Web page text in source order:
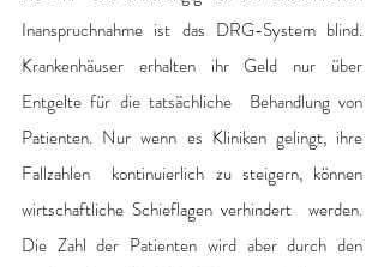
Inanspruchnahme ist das DRG-System blind.
Krankenhäuser erhalten ihr Geld nur über
Entgelte für die tatsächliche  Behandlung von
Patienten. Nur wenn es Kliniken gelingt, ihre
Fallzahlen  kontinuierlich zu steigern, können
wirtschaftliche Schieflagen verhindert  werden.
Die Zahl der Patienten wird aber durch den